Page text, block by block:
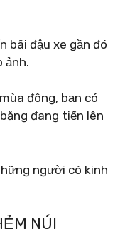
bãi đậu xe gần đó
ảnh.
đông, bạn có
đang tiến lên
người có kinh
NÚI